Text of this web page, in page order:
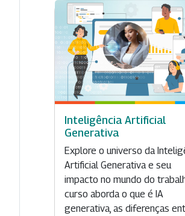
Inteligência Artificial
Generativa
Explore o universo da
Artificial Generativa e seu
impacto no mundo do
curso aborda o que é IA
generativa, as diferenças